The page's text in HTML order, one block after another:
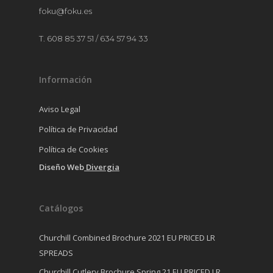
foku@foku.es
T. 608 85 37 51 / 634 57 94 33
Información
Aviso Legal
Política de Privacidad
Política de Cookies
Diseño Web Divergia
Catálogos
Churchill Combined Brochure 2021 EU PRICED LR
SPREADS